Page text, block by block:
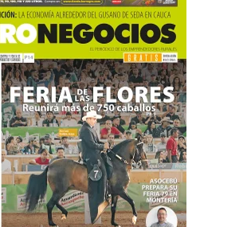
BITÁCORA EMPRESARIAL 10.000 LR